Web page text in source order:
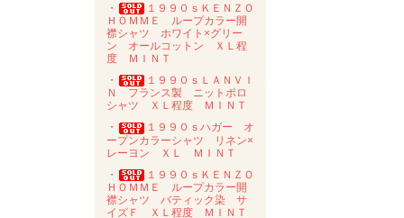
・
１９９０ｓＫＥＮＺＯ
ＨＯＭＭＥ ループカラー開
襟シャツ ホワイト×グリー
ン オールコットン ＸＬ程
度 ＭＩＮＴ
・
１９９０ｓＬＡＮＶＩ
Ｎ フランス製 ニットポロ
シャツ ＸＬ程度 ＭＩＮＴ
・
１９９０ｓハガー オ
ープンカラーシャツ リネン×
レーヨン ＸＬ ＭＩＮＴ
・
１９９０ｓＫＥＮＺＯ
ＨＯＭＭＥ ループカラー開
襟シャツ バティック染 サ
イズＦ ＸＬ程度 ＭＩＮＴ